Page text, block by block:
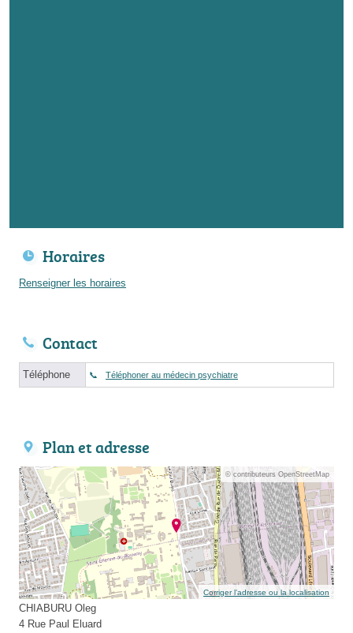
Horaires
Renseigner les horaires
Contact
Téléphone Téléphoner au médecin psychiatre
Plan et adresse
© contributeurs OpenStreetMap
Corriger l’adresse ou la localisation
CHIABURU Oleg
4 Rue Paul Eluard